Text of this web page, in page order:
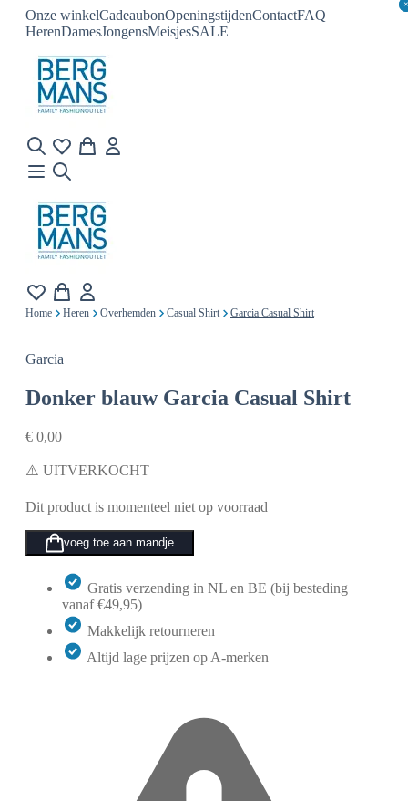
Onze winkelCadeaubonOpeningstijdenContactFAQ
HerenDamesJongensMeisjesSALE
×
×
Home Heren Overhemden Casual Shirt Garcia Casual Shirt
Garcia
Donker blauw Garcia Casual Shirt
€ 0,00
⚠️ UITVERKOCHT
Dit product is momenteel niet op voorraad
voeg toe aan mandje
Gratis verzending in NL en BE (bij besteding
vanaf €49,95)
Makkelijk retourneren
Altijd lage prijzen op A-merken